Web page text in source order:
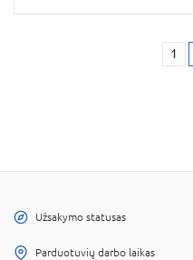
1
Užsakymo statusas
Parduotuvių darbo laikas